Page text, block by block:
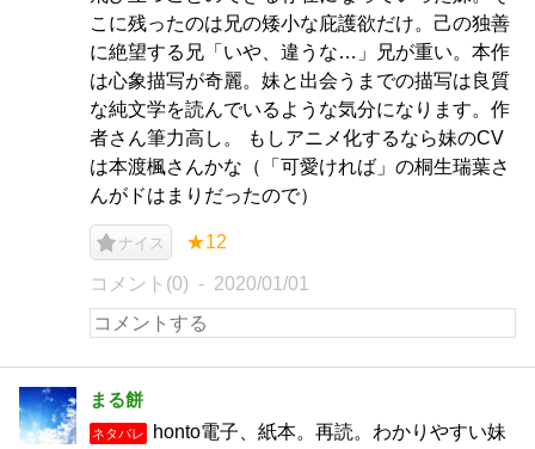
こに残ったのは兄の矮小な庇護欲だけ。己の独善
に絶望する兄「いや、違うな…」兄が重い。本作
は心象描写が奇麗。妹と出会うまでの描写は良質
な純文学を読んでいるような気分になります。作
者さん筆力高し。 もしアニメ化するなら妹のCV
は本渡楓さんかな（「可愛ければ」の桐生瑞葉さ
んがドはまりだったので）
ナイス ★12
コメント(0) 2020/01/01
まる餅
ネタバレ
honto電子、紙本。再読。わかりやすい妹